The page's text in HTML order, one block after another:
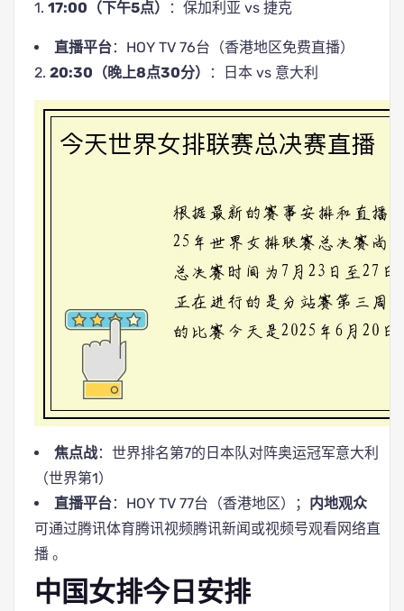
1. 17:00（下午5点） ：保加利亚 vs 捷克
直播平台：HOY TV 76台（香港地区免费直播）
2. 20:30（晚上8点30分） ：日本 vs 意大利
焦点战：世界排名第7的日本队对阵奥运冠军意大利
（世界第1）
直播平台：HOY TV 77台（香港地区）； 内地观众
可通过腾讯体育腾讯视频腾讯新闻或视频号观看网络直
播 。
中国女排今日安排